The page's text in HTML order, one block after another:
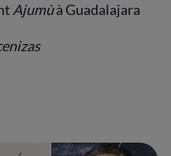
Ajumùà Guadalajara